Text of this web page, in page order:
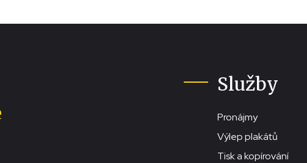
Služby
Pronájmy
Výlep plakátů
Tisk a kopírování